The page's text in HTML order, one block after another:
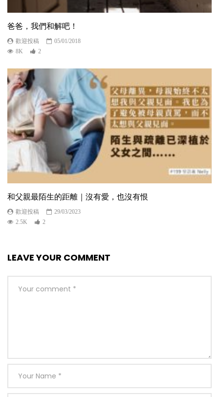
爸爸，我們和解吧！
歡迎投稿
05/01/2018
8K
2
和父親最陌生的距離｜沒有愛，也沒有恨
歡迎投稿
29/03/2023
2.5K
2
LEAVE YOUR COMMENT